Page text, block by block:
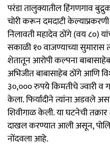
परंडा तालुक्यातील हिंगणगाव
चोरी करून दमदाटी
निलावती महादेव ठोंगे (वय ८०)
सकाळी १० वाजण्याच्या सुमारास
शेतातून आरोपी कल्पना
अभिजीत बाबासाहेब ठोंगे आणि
३०,००० रुपये किमतीचे ज्वारी व
केला. फिर्यादीने त्यांना अडवले
शिवीगाळ केली. या घटनेची तक्रार
दाखल करण्यात आली असून,
नोंदवला आहे.